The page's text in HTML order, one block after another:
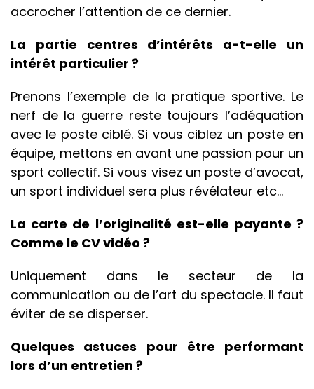
accrocher l’attention de ce dernier.
La partie centres d’intérêts a-t-elle un
intérêt particulier ?
Prenons l’exemple de la pratique sportive. Le
nerf de la guerre reste toujours l’adéquation
avec le poste ciblé. Si vous ciblez un poste en
équipe, mettons en avant une passion pour un
sport collectif. Si vous visez un poste d’avocat,
un sport individuel sera plus révélateur etc…
La carte de l’originalité est-elle payante ?
Comme le CV vidéo ?
Uniquement dans le secteur de la
communication ou de l’art du spectacle. Il faut
éviter de se disperser.
Quelques astuces pour être performant
lors d’un entretien ?